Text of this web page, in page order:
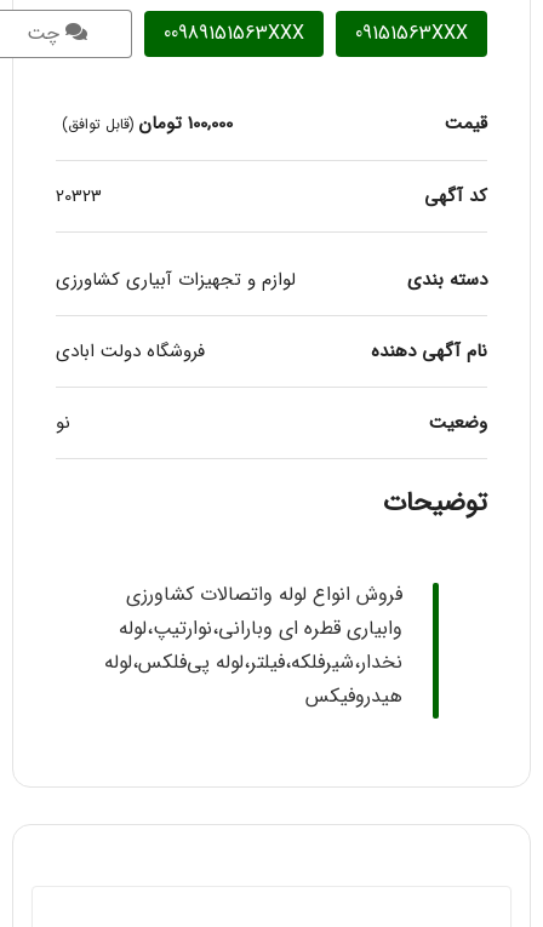
09151563XXX
00989151563XXX چت
قیمت 100,000 تومان (قابل توافق)
کد آگهی 20323
دسته بندی لوازم و تجهیزات آبیاری کشاورزی
نام آگهی دهنده فروشگاه دولت ابادی
وضعیت نو
توضیحات
فروش انواع لوله واتصالات کشاورزی
وابیاری قطره ای وبارانی،نوارتیپ،لوله
نخدار،شیرفلکه،فیلتر،لوله پی‌فلکس،لوله
هیدروفیکس